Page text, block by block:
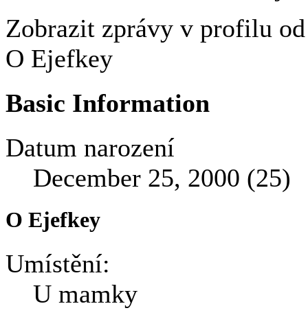
Zobrazit zprávy v profilu
O Ejefkey
Basic Information
Datum narození
December 25, 2000 (25)
O Ejefkey
Umístění:
U mamky